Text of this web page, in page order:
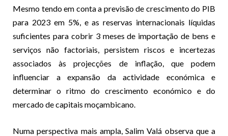
Mesmo tendo em conta a previsão de crescimento do PIB
para 2023 em 5%, e as reservas internacionais líquidas
suficientes para cobrir 3 meses de importação de bens e
serviços não factoriais, persistem riscos e incertezas
associados às projecções de inflação, que podem
influenciar a expansão da actividade económica e
determinar o ritmo do crescimento económico e do
mercado de capitais moçambicano.
Numa perspectiva mais ampla, Salim Valá observa que a